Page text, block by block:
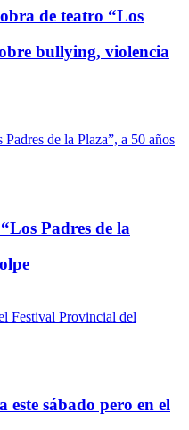
de teatro “Los
bullying, violencia
Padres de la
este sábado pero en el